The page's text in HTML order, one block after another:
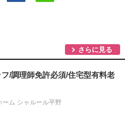
さらに見る
フ/調理師免許必須/住宅型有料老
ム シャルール平野